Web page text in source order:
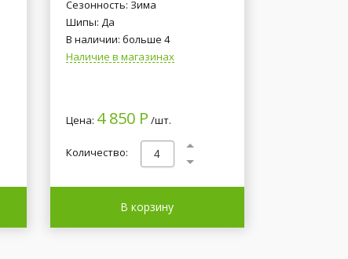
Сезонность: Зима
Шипы: Да
В наличии: больше 4
Наличие в магазинах
Цена: 4 850 Р /шт.
Количество:
В корзину